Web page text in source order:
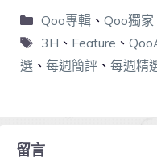
Qoo專輯、 Qoo獨家
3H 、 Feature 、
選 、 每週簡評 、 每週精
留言